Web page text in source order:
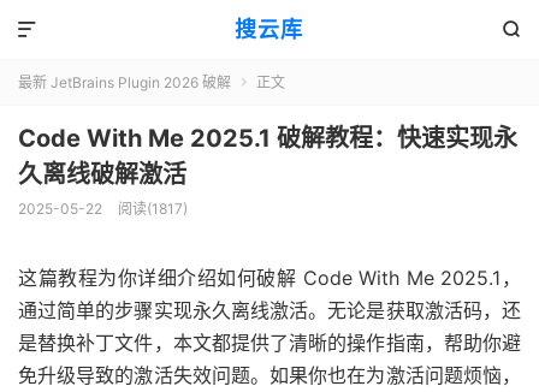
搜云库 

最新 JetBrains Plugin 2026 破解  正文
Code With Me 2025.1 破解教程：快速实现永
久离线破解激活
2025-05-22 阅读(1817)
这篇教程为你详细介绍如何破解 Code With Me 2025.1，
通过简单的步骤实现永久离线激活。无论是获取激活码，还
是替换补丁文件，本文都提供了清晰的操作指南，帮助你避
免升级导致的激活失效问题。如果你也在为激活问题烦恼，